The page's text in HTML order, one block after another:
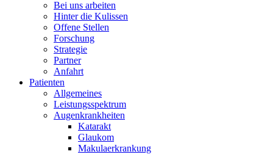
Bei uns arbeiten
Hinter die Kulissen
Offene Stellen
Forschung
Strategie
Partner
Anfahrt
Patienten
Allgemeines
Leistungsspektrum
Augenkrankheiten
Katarakt
Glaukom
Makulaerkrankung